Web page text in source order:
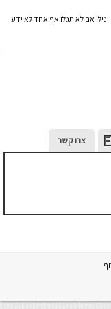
אם לא תגלו אף אחד לא ידע
צרו קשר